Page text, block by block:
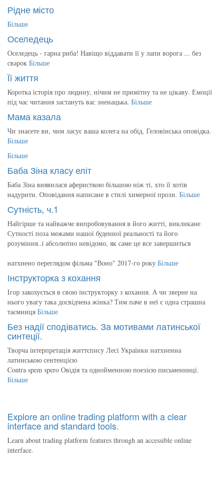
Рідне місто
Більше
Оселедець
Оселедець - гарна риба! Навіщо віддавати її у лапи ворога ... без
сварок Більше
Її життя
Коротка історія про людину, нічим не примітну та не цікаву. Емоції
під час читання застануть вас зненацька. Більше
Мама казала
Чи знаєете ви, чим ласує ваша колега на обід. Геловінська оповідка.
Більше
Більше
Баба Зіна класу еліт
Баба Зіна виявилася аферисткою більшою ніж ті, хто її хотів
надурити. Оповідання написане в стилі химерної прози. Більше
Сутність, ч.1
Найгірше та найважче випробовування в його житті, викликане
Сутності поза межами нашої буденної реальності та його
розуміння..і абсолютно невідомо, як саме це все завершиться
натхнено переглядом фільма "Воно" 2017-го року Більше
Інструкторка з кохання
Ігор закохується в свою інструкторку з кохання. А чи зверне на
нього увагу така досвідчена жінка? Тим паче в неї є одна страшна
таємниця Більше
Без надії сподіватись. За мотивами латинської
синтеції.
Творча інтерпретація життєпису Лесі Українки натхненна
латинською сентенцією
Contra spem spero Овідія та однойменною поезією письменниці.
Більше
Explore an online trading platform with a clear
interface and standard tools.
Learn about trading platform features through an accessible online
interface.